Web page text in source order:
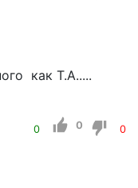
как Т.А.....
0 0 0